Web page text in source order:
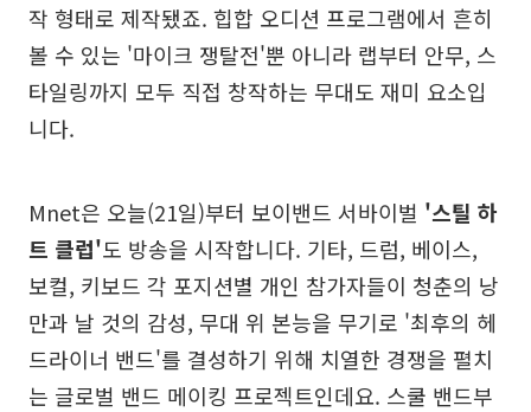
작 형태로 제작됐죠. 힙합 오디션 프로그램에서 흔히
볼 수 있는 '마이크 쟁탈전'뿐 아니라 랩부터 안무, 스
타일링까지 모두 직접 창작하는 무대도 재미 요소입
니다.
Mnet은 오늘(21일)부터 보이밴드 서바이벌 '스틸 하
트 클럽'도 방송을 시작합니다. 기타, 드럼, 베이스,
보컬, 키보드 각 포지션별 개인 참가자들이 청춘의 낭
만과 날 것의 감성, 무대 위 본능을 무기로 '최후의 헤
드라이너 밴드'를 결성하기 위해 치열한 경쟁을 펼치
는 글로벌 밴드 메이킹 프로젝트인데요. 스쿨 밴드부